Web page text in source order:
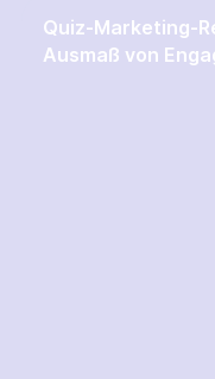
Quiz-Marketing-
Ausmaß von